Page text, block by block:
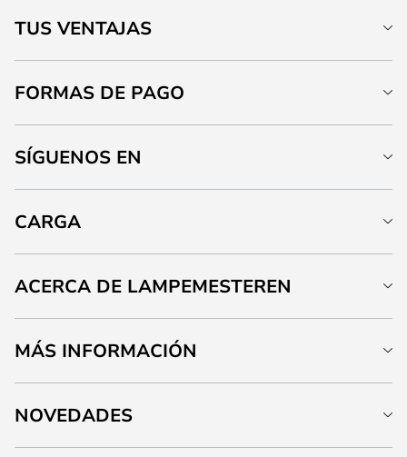
TUS VENTAJAS
FORMAS DE PAGO
SÍGUENOS EN
CARGA
ACERCA DE LAMPEMESTEREN
MÁS INFORMACIÓN
NOVEDADES